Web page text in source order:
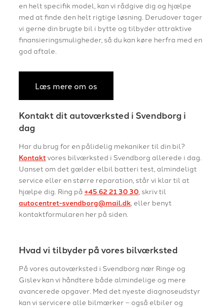
en helt specifik model, kan vi rådgive dig og hjælpe
med at finde den helt rigtige løsning. Derudover tager
vi gerne din brugte bil i bytte og tilbyder attraktive
finansieringsmuligheder, så du kan køre herfra med en
god aftale.
Læs mere om os
Kontakt dit autoværksted i Svendborg i
dag
Har du brug for en pålidelig mekaniker til din bil?
Kontaktvores bilværksted i Svendborg allerede i dag.
Uanset om det gælder elbil batteri test, almindeligt
service eller en større reparation, står vi klar til at
hjælpe dig. Ring på +45 62 21 30 30, skriv til
autocentret-svendborg@mail.dk, eller benyt
kontaktformularen her på siden.
Hvad vi tilbyder på vores bilværksted
På vores autoværksted i Svendborg nær Ringe og
Gislev kan vi håndtere både almindelige og mere
avancerede opgaver. Med det nyeste diagnoseudstyr
kan vi servicere alle bilmærker – også elbiler og